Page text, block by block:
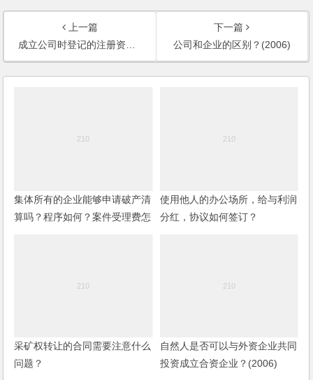
上一篇
成立公司时登记的注册资金与实际出资不符，如何处理？(2006)
下一篇
公司和企业的区别？(2006)
集体所有的企业能够申请破产清
算吗？程序如何？案件受理费怎
使用他人的办公场所，给与利润
分红，协议如何签订？
采矿权转让的合同需要注意什么
问题？
自然人是否可以与外资企业共同
投资成立合资企业？(2006)